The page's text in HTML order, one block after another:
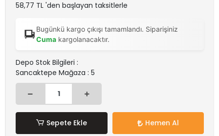
58,77 TL 'den başlayan taksitlerle
Bugünkü kargo çıkışı tamamlandı. Siparişiniz
Cumakargolanacaktır.
Depo Stok Bilgileri :
Sancaktepe Mağaza : 5
Sepete Ekle Hemen Al